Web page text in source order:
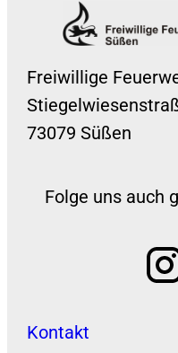
Freiwillige
73079 Süßen
Folge uns auch
Kontakt